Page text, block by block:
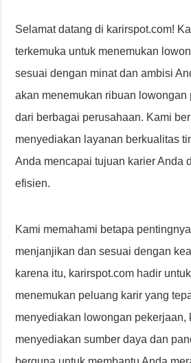
Selamat datang di karirspot.com!
terkemuka untuk menemukan
sesuai dengan minat dan ambisi
akan menemukan ribuan lowongan
dari berbagai perusahaan. Kami
menyediakan layanan berkualitas
Anda mencapai tujuan karier Anda
efisien.
Kami memahami betapa
menjanjikan dan sesuai dengan
karena itu, karirspot.com hadir
menemukan peluang karir yang
menyediakan lowongan pekerjaan,
menyediakan sumber daya dan